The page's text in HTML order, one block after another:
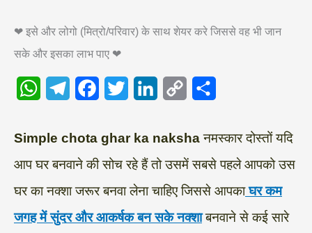
❤ इसे और लोगो (मित्रो/परिवार) के साथ शेयर करे जिससे वह भी जान
सके और इसका लाभ पाए ❤
W
a
t
l
e
c
e
i
t
n
k
p
y
L
a
r
Simple chota ghar ka nakshaनमस्कार दोस्तों यदि
आप घर बनवाने की सोच रहे हैं तो उसमें सबसे पहले आपको उस
घर का नक्शा जरूर बनवा लेना चाहिए जिससे आपकाघर कम
जगह में सुंदर और आकर्षक बन सके नक्शा बनवाने से कई सारे